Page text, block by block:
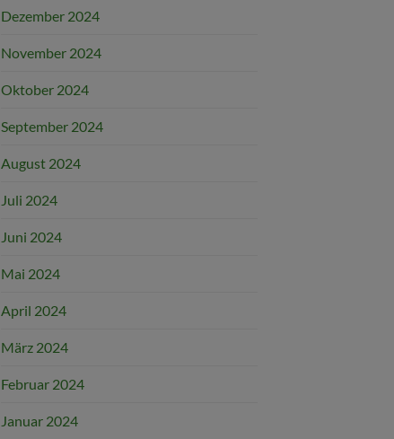
Dezember 2024
November 2024
Oktober 2024
September 2024
August 2024
Juli 2024
Juni 2024
Mai 2024
April 2024
März 2024
Februar 2024
Januar 2024